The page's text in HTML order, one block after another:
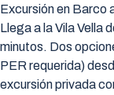
Excursión en Barco
Llega a la Vila Vella
minutos. Dos
PER requerida)
excursión privada